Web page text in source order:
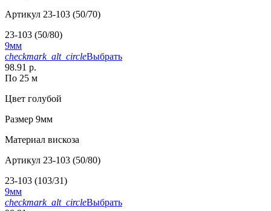
Артикул 23-103 (50/70)
23-103 (50/80)
9мм
checkmark_alt_circleВыбрать
98.91 р.
По 25 м
Цвет голубой
Размер 9мм
Материал вискоза
Артикул 23-103 (50/80)
23-103 (103/31)
9мм
checkmark_alt_circleВыбрать